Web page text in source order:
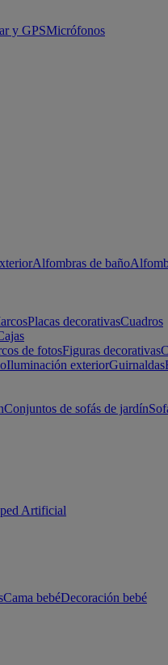
y GPSMicrófonos
Alfombras de baño
Placas decorativasCuadros
de fotosFiguras decorativas
Iluminación exteriorGuirnaldas
Conjuntos de sofás de jardín
Artificial
Cama bebéDecoración bebé